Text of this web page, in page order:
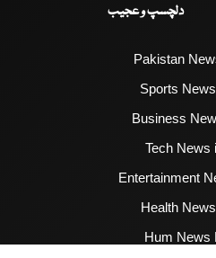
دلچسپ و عجیب
Pakistan
Sports
Business
Tech News
Entertainment
Health
Hum News